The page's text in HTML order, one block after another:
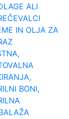
ALI
IN OLJA ZA
BONI,